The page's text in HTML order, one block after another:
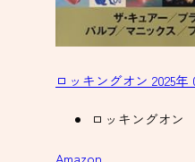
ロッキングオン 2025年
ロッキングオン
Amazon